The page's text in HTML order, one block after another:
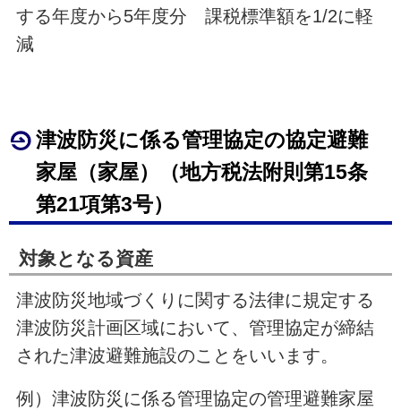
する年度から5年度分 課税標準額を1/2に軽
減
津波防災に係る管理協定の協定避難
家屋（家屋）（地方税法附則第15条
第21項第3号）
対象となる資産
津波防災地域づくりに関する法律に規定する
津波防災計画区域において、管理協定が締結
された津波避難施設のことをいいます。
例）津波防災に係る管理協定の管理避難家屋